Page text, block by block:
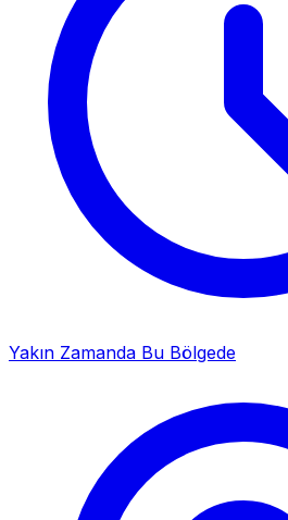
Yakın Zamanda Bu Bölgede